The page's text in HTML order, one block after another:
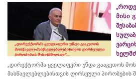
მისი
„დირექტორმა ყველაფერი უნდა გააკეთოს
მასწავლებლებისთვის ღირსეული პირობების